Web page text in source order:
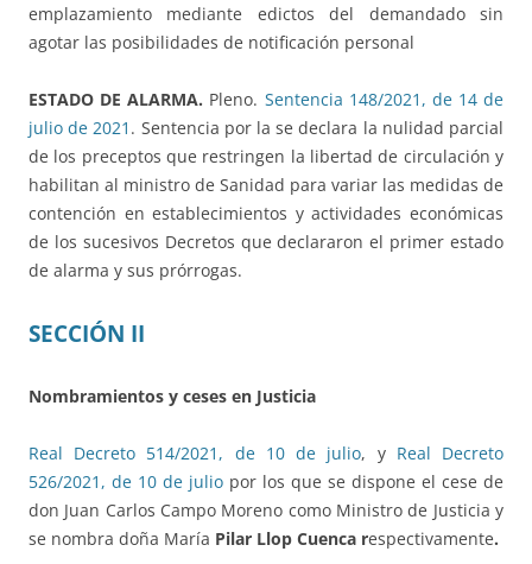
emplazamiento mediante edictos del demandado sin
agotar las posibilidades de notificación personal
ESTADO DE ALARMA. Pleno. Sentencia 148/2021, de 14 de
julio de 2021 . Sentencia por la se declara la nulidad parcial
de los preceptos que restringen la libertad de circulación y
habilitan al ministro de Sanidad para variar las medidas de
contención en establecimientos y actividades económicas
de los sucesivos Decretos que declararon el primer estado
de alarma y sus prórrogas.
SECCIÓN II
Nombramientos y ceses en Justicia
Real Decreto 514/2021, de 10 de julio, y Real Decreto
526/2021, de 10 de julio por los que se dispone el cese de
don Juan Carlos Campo Moreno como Ministro de Justicia y
se nombra doña María Pilar Llop Cuenca respectivamente.